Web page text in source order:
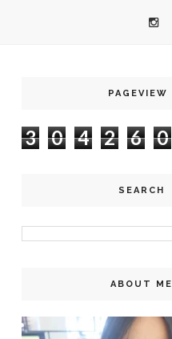
PAGEVIEW
3 0 4 2 6 0
SEARCH
ABOUT ME